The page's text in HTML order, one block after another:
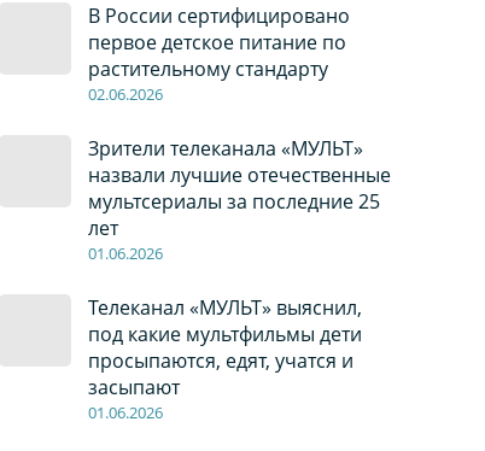
В России сертифицировано
первое детское питание по
растительному стандарту
02.06.2026
Зрители телеканала «МУЛЬТ»
назвали лучшие отечественные
мультсериалы за последние 25
лет
01.06.2026
Телеканал «МУЛЬТ» выяснил,
под какие мультфильмы дети
просыпаются, едят, учатся и
засыпают
01.06.2026